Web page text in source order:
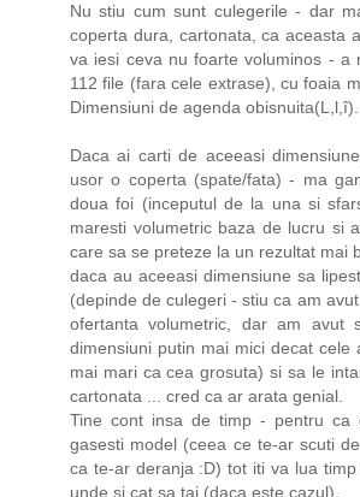
Nu stiu cum sunt culegerile - dar
coperta dura, cartonata, ca aceasta
va iesi ceva nu foarte voluminos - a
112 file (fara cele extrase), cu foaia
Dimensiuni de agenda obisnuita(L,l,î).
Daca ai carti de aceeasi
usor o coperta (spate/fata) - ma
doua foi (inceputul de la una si
maresti volumetric baza de lucru si
care sa se preteze la un rezultat mai
daca au aceeasi dimensiune sa
(depinde de culegeri - stiu ca am
ofertanta volumetric, dar am avut
dimensiuni putin mai mici decat cele
mai mari ca cea grosuta) si sa le
cartonata ... cred ca ar arata genial.
Tine cont insa de timp - pentru ca
gasesti model (ceea ce te-ar scuti
ca te-ar deranja :D) tot iti va lua
unde si cat sa tai (daca este cazul).